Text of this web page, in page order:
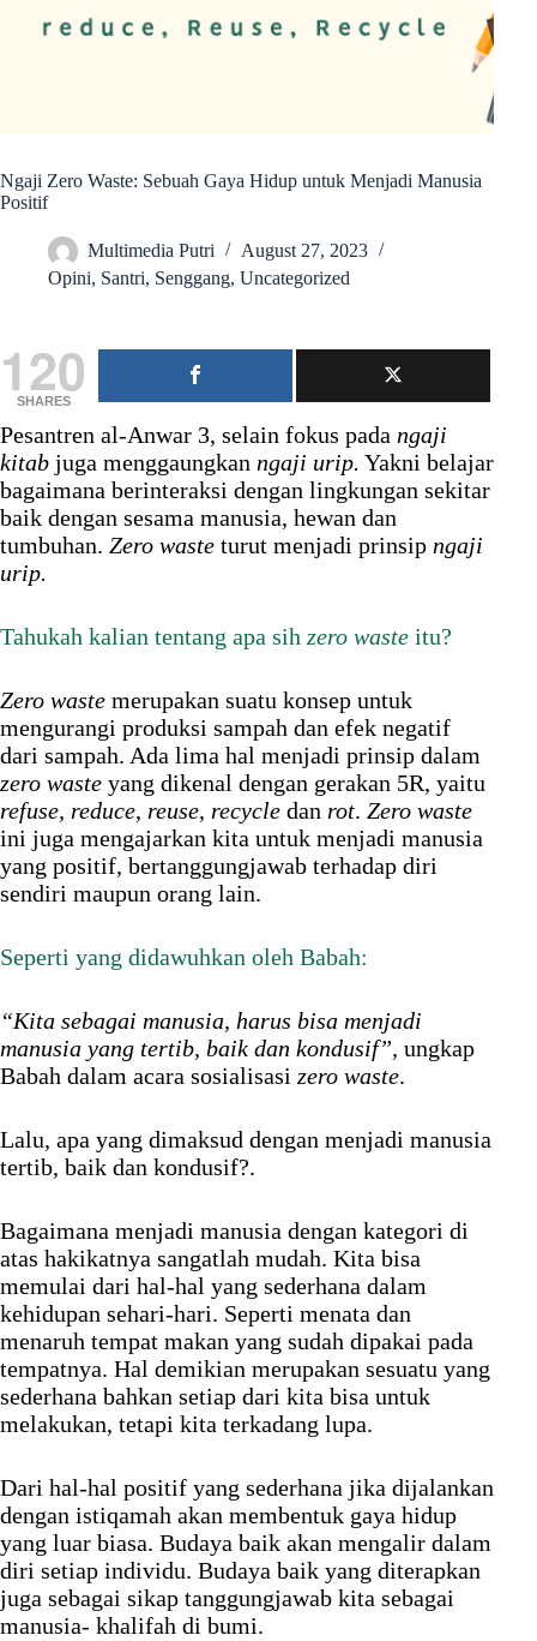
Ngaji Zero Waste: Sebuah Gaya Hidup untuk Menjadi Manusia
Positif
Multimedia Putri
August 27, 2023
Opini, Santri, Senggang, Uncategorized
120
SHARES
Pesantren al-Anwar 3, selain fokus pada ngaji
kitab juga menggaungkan ngaji urip. Yakni belajar
bagaimana berinteraksi dengan lingkungan sekitar
baik dengan sesama manusia, hewan dan
tumbuhan. Zero waste turut menjadi prinsip ngaji
urip.
Tahukah kalian tentang apa sih zero waste itu?
Zero waste merupakan suatu konsep untuk
mengurangi produksi sampah dan efek negatif
dari sampah. Ada lima hal menjadi prinsip dalam
zero waste yang dikenal dengan gerakan 5R, yaitu
refuse, reduce, reuse, recycle dan rot. Zero waste
ini juga mengajarkan kita untuk menjadi manusia
yang positif, bertanggungjawab terhadap diri
sendiri maupun orang lain.
Seperti yang didawuhkan oleh Babah:
“Kita sebagai manusia, harus bisa menjadi
manusia yang tertib, baik dan kondusif”, ungkap
Babah dalam acara sosialisasi zero waste.
Lalu, apa yang dimaksud dengan menjadi manusia
tertib, baik dan kondusif?.
Bagaimana menjadi manusia dengan kategori di
atas hakikatnya sangatlah mudah. Kita bisa
memulai dari hal-hal yang sederhana dalam
kehidupan sehari-hari. Seperti menata dan
menaruh tempat makan yang sudah dipakai pada
tempatnya. Hal demikian merupakan sesuatu yang
sederhana bahkan setiap dari kita bisa untuk
melakukan, tetapi kita terkadang lupa.
Dari hal-hal positif yang sederhana jika dijalankan
dengan istiqamah akan membentuk gaya hidup
yang luar biasa. Budaya baik akan mengalir dalam
diri setiap individu. Budaya baik yang diterapkan
juga sebagai sikap tanggungjawab kita sebagai
manusia- khalifah di bumi.